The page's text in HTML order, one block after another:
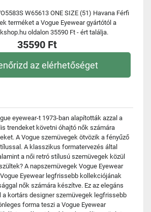
W65613 ONE SIZE (51) Havana Férfi
terméket a Vogue Eyewear gyártótól a
oldalon 35590 Ft - ért találja.
35590 Ft
az elérhetőséget
eyewear-t 1973-ban alapították azzal a
trendeket követni óhajtó nők számára
A Vogue szemüvegek ötvözik a fényűző
A klasszikus formatervezés által
a női retró stílusú szemüvegek közül
A napszemüvegek Vogue Eyewear
Eyewear legfrissebb kollekciójának
nők számára készítve. Ez az elegáns
kortárs designer szemüvegek legfrissebb
forma teszi a Vogue Eyewear